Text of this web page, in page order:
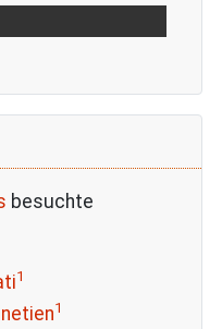
besuchte
1
1